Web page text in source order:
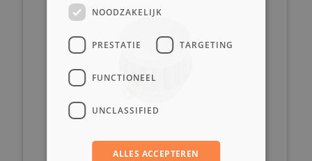
NOODZAKELIJK
PRESTATIE TARGETING
FUNCTIONEEL
UNCLASSIFIED
ALLES ACCEPTEREN